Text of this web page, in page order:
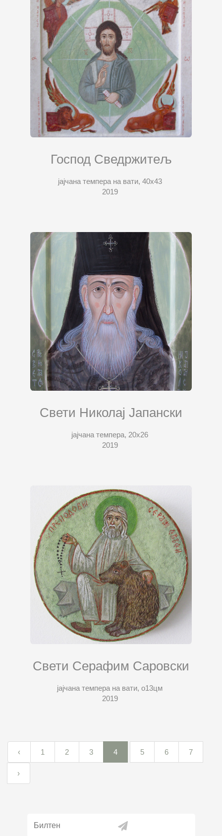
Господ Сведржитељ
јајчана темпера на вати, 40x43
2019
Свети Николај Јапански
јајчана темпера, 20х26
2019
Свети Серафим Саровски
јајчана темпера на вати, о13цм
2019
‹ 1 2 3 4 5 6 7
›